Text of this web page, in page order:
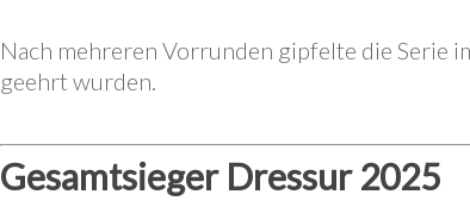
Nach mehreren Vorrunden gipfelte die Serie
geehrt wurden.
Gesamtsieger Dressur 2025